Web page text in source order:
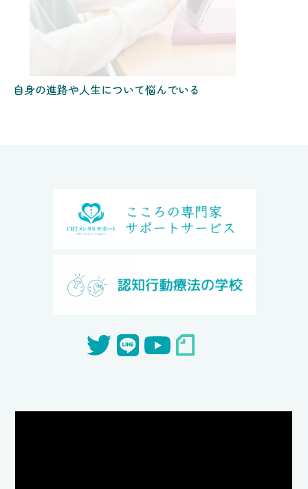
自身の進路や人生について悩んでいる